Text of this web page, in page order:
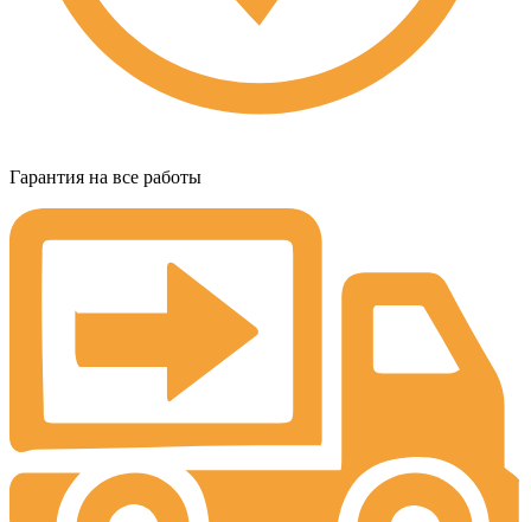
Гарантия на все работы